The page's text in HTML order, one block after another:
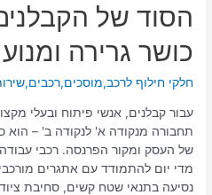
הסוד של
כושר גרירה
חלקי חילוף לרכב,מוסכים,רכבים,
עבור קבלנים, אנשי פיתוח ובעלי
תחבורה מנקודה א' לנקודה ב' – הוא
של העסק ומקור הפרנסה. רכבי
מדי יום להתמודד עם אתגרים
נסיעה בתנאי שטח קשים, סחיבת
של
הקבלנים:
שמירה
על
גרירה
ומנוע
הרכב